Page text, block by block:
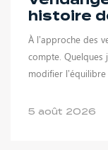
histoire
À l’approche des
compte. Quelques
modifier l’équilibre
5 août 2026